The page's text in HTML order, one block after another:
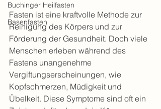
Buchinger Heilfasten
Basenfasten
Fasten ist eine kraftvolle Methode zur
Reinigung des Körpers und zur
Förderung der Gesundheit. Doch viele
Menschen erleben während des
Fastens unangenehme
Vergiftungserscheinungen, wie
Kopfschmerzen, Müdigkeit und
Übelkeit. Diese Symptome sind oft ein